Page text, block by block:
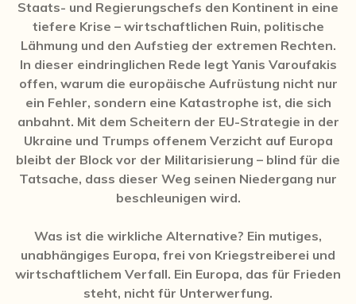
Staats- und Regierungschefs den Kontinent in eine
tiefere Krise – wirtschaftlichen Ruin, politische
Lähmung und den Aufstieg der extremen Rechten.
In dieser eindringlichen Rede legt Yanis Varoufakis
offen, warum die europäische Aufrüstung nicht nur
ein Fehler, sondern eine Katastrophe ist, die sich
anbahnt. Mit dem Scheitern der EU-Strategie in der
Ukraine und Trumps offenem Verzicht auf Europa
bleibt der Block vor der Militarisierung – blind für die
Tatsache, dass dieser Weg seinen Niedergang nur
beschleunigen wird.
Was ist die wirkliche Alternative? Ein mutiges,
unabhängiges Europa, frei von Kriegstreiberei und
wirtschaftlichem Verfall. Ein Europa, das für Frieden
steht, nicht für Unterwerfung.